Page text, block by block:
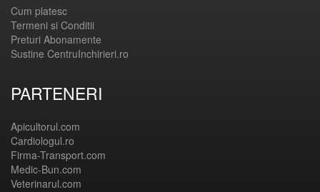
Cum platesc
Termeni si Conditii
Preturi Abonamente
Sustine CentruInchirieri.ro
PARTENERI
Apicultorul.com
Cardiologul.ro
Firma-Transport.com
Medic-Bun.com
Veterinarul.com